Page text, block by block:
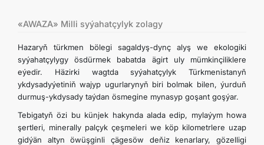
HABERLER
TÜRKMENISTAN
KONSOLOSLUK RANDEVU SISTEMI
KONSOLOSLUK IŞLEMLERI
«AWAZA» Milli syýahatçylyk zolagy
Hazaryň türkmen bölegi sagaldyş-dynç alyş we ekologiki
syýahatçylygy ösdürmek babatda ägirt uly mümkinçiliklere
eýedir. Häzirki wagtda syýahatçylyk Türkmenistanyň
ykdysadyýetiniň wajyp ugurlarynyň biri bolmak bilen, ýurduň
durmuş-ykdysady taýdan ösmegine mynasyp goşant goşýar.
Tebigatyň özi bu künjek hakynda alada edip, mylaýym howa
şertleri, minerally palçyk çeşmeleri we köp kilometrlere uzap
gidýän altyn öwüşginli çägesöw deňiz kenarlary, gözelligi